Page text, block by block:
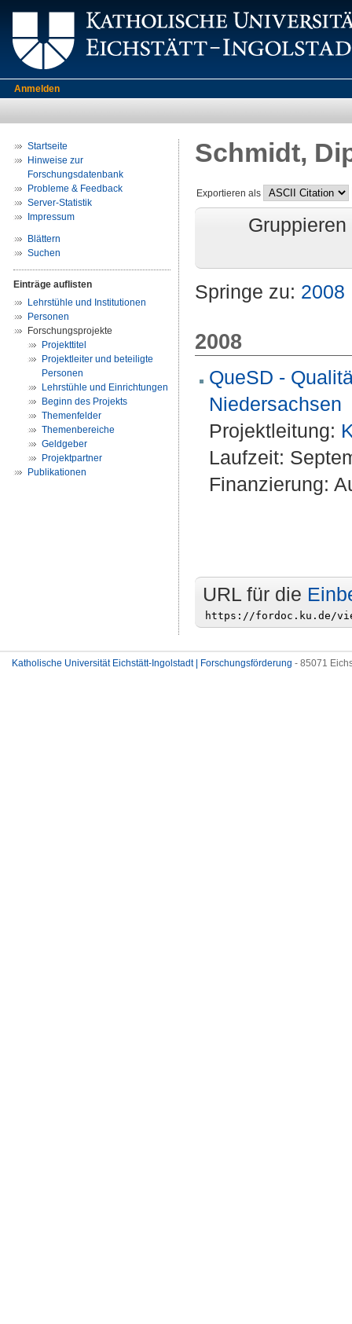
Anmelden
Startseite
Hinweise zur
Forschungsdatenbank
Probleme & Feedback
Server-Statistik
Impressum
Blättern
Suchen
Einträge auflisten
Lehrstühle und Institutionen
Personen
Forschungsprojekte
Projekttitel
Projektleiter und beteiligte
Personen
Lehrstühle und Einrichtungen
Beginn des Projekts
Themenfelder
Themenbereiche
Geldgeber
Projektpartner
Publikationen
Schmidt,
Exportieren als
Springe zu: 2008
2008
QueSD -
Niedersachsen
Projektleitung:
Laufzeit:
Finanzierung:
URL für die
Katholische Universität Eichstätt-Ingolstadt | Forschungsförderung - 85071